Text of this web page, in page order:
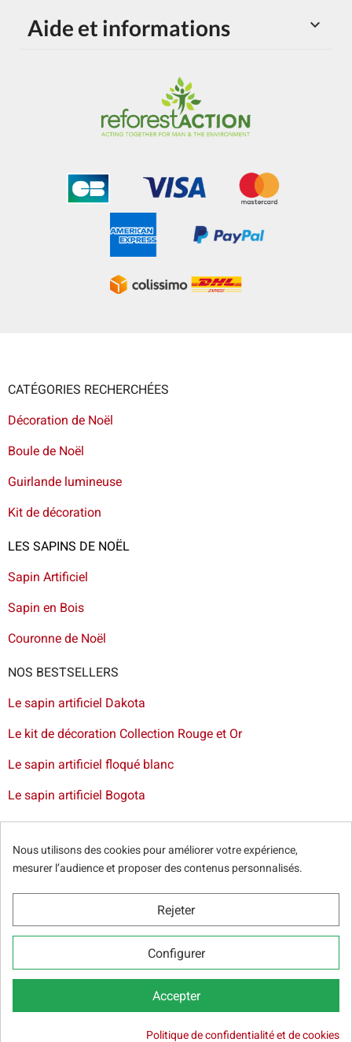
 AJOUTER AU PANIER

Aide et informations
CATÉGORIES RECHERCHÉES
Décoration de Noël
Boule de Noël
Guirlande lumineuse
Kit de décoration
LES SAPINS DE NOËL
Sapin Artificiel
Sapin en Bois
Couronne de Noël
NOS BESTSELLERS
Le sapin artificiel Dakota
Le kit de décoration Collection Rouge et Or
Le sapin artificiel floqué blanc
Le sapin artificiel Bogota
Paris-Livraison de votre sapin à Nantes-Livraison de
sapin artificiel à Bordeaux
© Sapins.fr 2025 -Conditions générales-Politique de
Cookie Relevé-
Nous utilisons des cookies pour améliorer votre expérience,
mesurer l’audience et proposer des contenus personnalisés.
Rejeter
Configurer
Accepter
Politique de confidentialité et de cookies